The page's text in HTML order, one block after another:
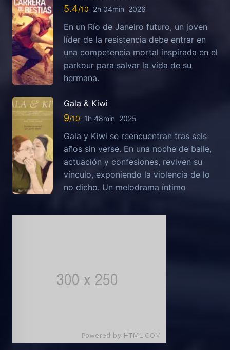
5.4 2h 04min 2026
En un Río de Janeiro futuro, un joven
líder de la resistencia debe entrar en
una competencia mortal inspirada en el
parkour para salvar la vida de su
hermana.
Gala & Kiwi
9 1h 48min 2025
Gala y Kiwi se reencuentran tras seis
años sin verse. En una noche de baile,
actuación y confesiones, reviven su
vínculo, exponiendo la violencia de lo
no dicho. Un melodrama íntimo